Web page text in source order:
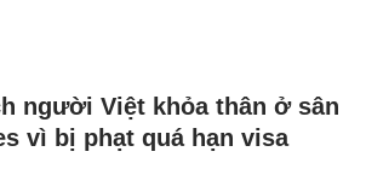
người Việt khỏa thân ở sân
vì bị phạt quá hạn visa